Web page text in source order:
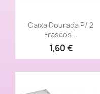
Vista rápida
Caixa Dourada P/ 2
Frascos...
1,60 €